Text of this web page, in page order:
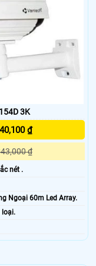
3K
₫
₫
nét .
Ngoại 60m Led Array.
loại.